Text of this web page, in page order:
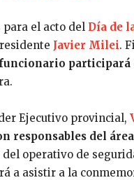
el acto del Día de
Javier Milei.
Ejecutivo provincial,
responsables del
operativo de
a asistir a la